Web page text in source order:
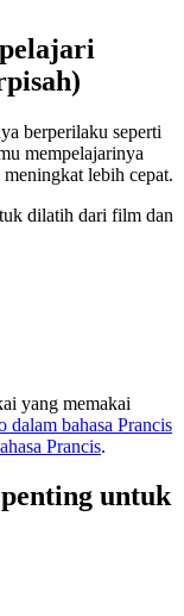
berperilaku seperti
mempelajarinya
lebih cepat.
dilatih dari film dan
yang memakai
dalam bahasa Prancis
Prancis.
untuk